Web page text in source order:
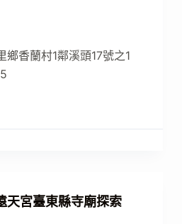
鄉香蘭村1鄰溪頭17號之1
天宮臺東縣寺廟探索